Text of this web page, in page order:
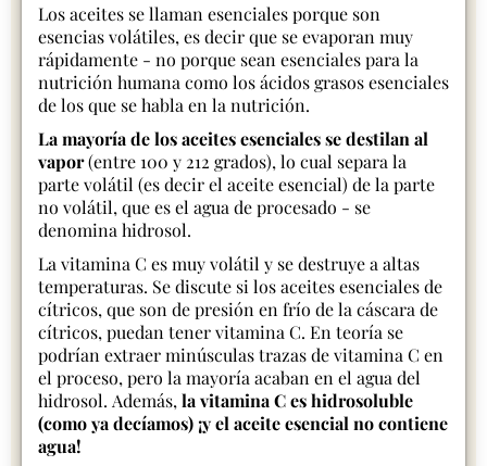
Los aceites se llaman esenciales porque son
esencias volátiles, es decir que se evaporan muy
rápidamente - no porque sean esenciales para la
nutrición humana como los ácidos grasos esenciales
de los que se habla en la nutrición.
La mayoría de los aceites esenciales se destilan al
vapor(entre 100 y 212 grados), lo cual separa la
parte volátil (es decir el aceite esencial) de la parte
no volátil, que es el agua de procesado - se
denomina hidrosol.
La vitamina C es muy volátil y se destruye a altas
temperaturas. Se discute si los aceites esenciales de
cítricos, que son de presión en frío de la cáscara de
cítricos, puedan tener vitamina C. En teoría se
podrían extraer minúsculas trazas de vitamina C en
el proceso, pero la mayoría acaban en el agua del
hidrosol. Además, la vitamina C es hidrosoluble
(como ya decíamos) ¡y el aceite esencial no contiene
agua!